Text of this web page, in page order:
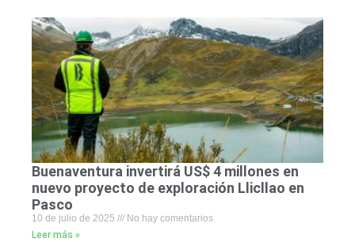
Buenaventura invertirá US$ 4 millones en
nuevo proyecto de exploración Llicllao en
Pasco
10 de julio de 2025
No hay comentarios
Leer más »